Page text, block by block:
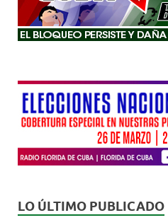
LO ÚLTIMO PUBLICADO